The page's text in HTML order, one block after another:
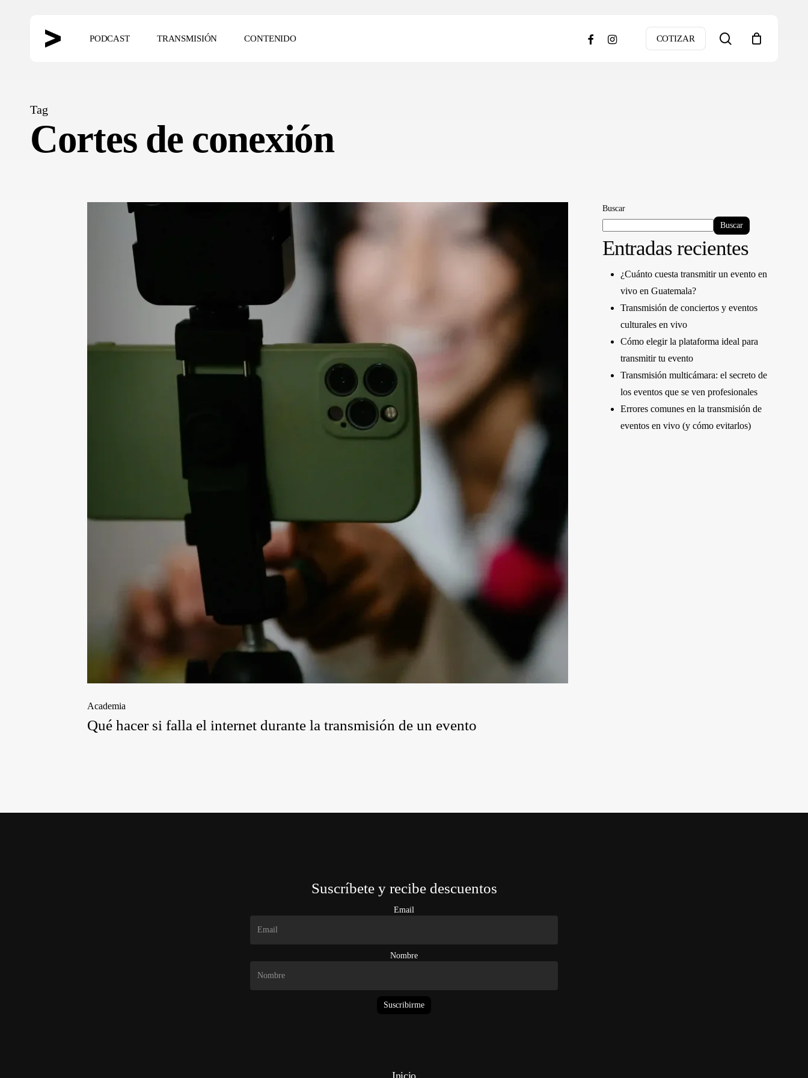
PODCAST TRANSMISIÓN CONTENIDO COTIZAR search
facebookinstagram
Tag
Cortes de conexión
Academia
Qué hacer si falla el internet durante la transmisión de un evento
Buscar
Buscar
Entradas recientes
¿Cuánto cuesta transmitir un evento en
vivo en Guatemala?
Transmisión de conciertos y eventos
culturales en vivo
Cómo elegir la plataforma ideal para
transmitir tu evento
Transmisión multicámara: el secreto de
los eventos que se ven profesionales
Errores comunes en la transmisión de
eventos en vivo (y cómo evitarlos)
Suscríbete y recibe descuentos
Email
Nombre
Suscribirme